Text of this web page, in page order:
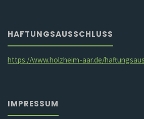
HAFTUNGSAUSSCHLUSS
https://www.holzheim-aar.de/
IMPRESSUM